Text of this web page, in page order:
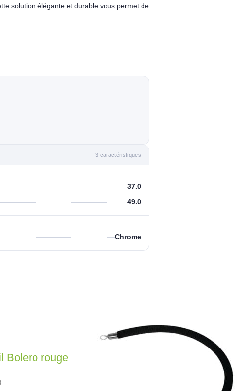
solution élégante et durable vous permet de
3 caractéristiques
37.0
49.0
Chrome
Bolero rouge